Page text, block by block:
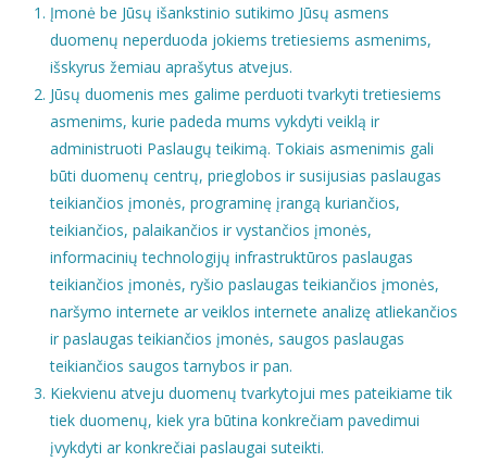
Įmonė be Jūsų išankstinio sutikimo Jūsų asmens
duomenų neperduoda jokiems tretiesiems asmenims,
išskyrus žemiau aprašytus atvejus.
Jūsų duomenis mes galime perduoti tvarkyti tretiesiems
asmenims, kurie padeda mums vykdyti veiklą ir
administruoti Paslaugų teikimą. Tokiais asmenimis gali
būti duomenų centrų, prieglobos ir susijusias paslaugas
teikiančios įmonės, programinę įrangą kuriančios,
teikiančios, palaikančios ir vystančios įmonės,
informacinių technologijų infrastruktūros paslaugas
teikiančios įmonės, ryšio paslaugas teikiančios įmonės,
naršymo internete ar veiklos internete analizę atliekančios
ir paslaugas teikiančios įmonės, saugos paslaugas
teikiančios saugos tarnybos ir pan.
Kiekvienu atveju duomenų tvarkytojui mes pateikiame tik
tiek duomenų, kiek yra būtina konkrečiam pavedimui
įvykdyti ar konkrečiai paslaugai suteikti.